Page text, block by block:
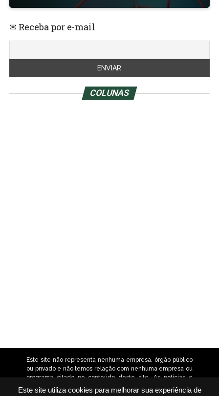
Este site utiliza cookies para melhorar sua experiência de
✉ Receba por e-mail
COLUNAS
Este site não representa nenhuma empresa, órgão público
ou privado e não temos relação com nenhuma empresa ou
programa citado no conteúdo deste site. As notícias e
orientações contidas neste site têm caráter informativo.